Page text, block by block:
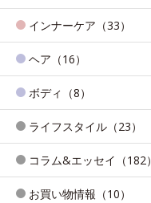
インナーケア（33）
ヘア（16）
ボディ（8）
ライフスタイル（23）
コラム&エッセイ（182）
お買い物情報（10）